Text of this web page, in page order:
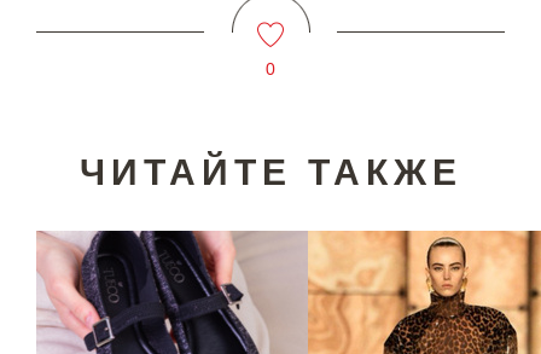
0
ЧИТАЙТЕ ТАКЖЕ